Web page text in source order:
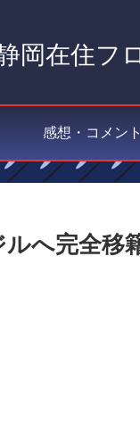
岡在住フ
へ完全移